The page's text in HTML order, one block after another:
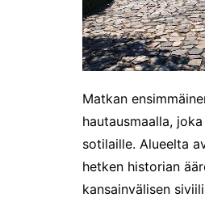
Matkan
hautausmaalla,
sotilaille. Alueelta
hetken historian
kansainvälisen